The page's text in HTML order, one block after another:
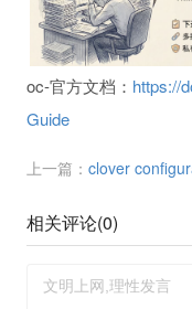
oc-官方文档： https://
Guide
上一篇： clover
相关评论(0)